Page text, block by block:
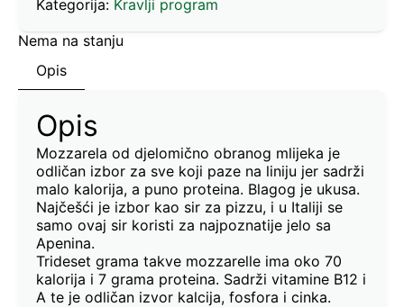
Kategorija: Kravlji program
Nema na stanju
Opis
Opis
Mozzarela od djelomično obranog mlijeka je
odličan izbor za sve koji paze na liniju jer sadrži
malo kalorija, a puno proteina. Blagog je ukusa.
Najčešći je izbor kao sir za pizzu, i u Italiji se
samo ovaj sir koristi za najpoznatije jelo sa
Apenina.
Trideset grama takve mozzarelle ima oko 70
kalorija i 7 grama proteina. Sadrži vitamine B12 i
A te je odličan izvor kalcija, fosfora i cinka.